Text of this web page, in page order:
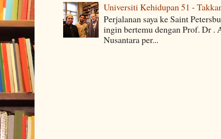
Universiti Kehidupan 51 -
Perjalanan saya ke Saint
ingin bertemu dengan Prof. Dr
Nusantara per...